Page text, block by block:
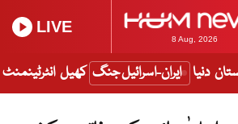
8 Aug, 2026
LIVE
دنیا ایران-اسرائیل جنگ کھیل انٹرٹینمنٹ